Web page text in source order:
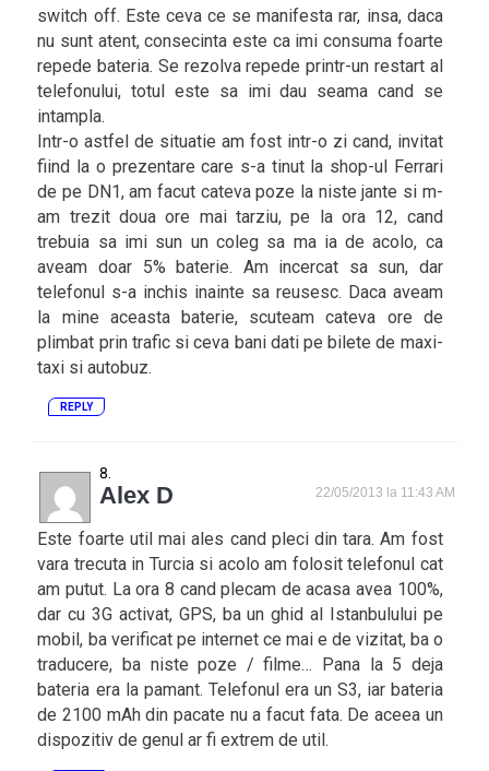
switch off. Este ceva ce se manifesta rar, insa, daca
nu sunt atent, consecinta este ca imi consuma foarte
repede bateria. Se rezolva repede printr-un restart al
telefonului, totul este sa imi dau seama cand se
intampla.
Intr-o astfel de situatie am fost intr-o zi cand, invitat
fiind la o prezentare care s-a tinut la shop-ul Ferrari
de pe DN1, am facut cateva poze la niste jante si m-
am trezit doua ore mai tarziu, pe la ora 12, cand
trebuia sa imi sun un coleg sa ma ia de acolo, ca
aveam doar 5% baterie. Am incercat sa sun, dar
telefonul s-a inchis inainte sa reusesc. Daca aveam
la mine aceasta baterie, scuteam cateva ore de
plimbat prin trafic si ceva bani dati pe bilete de maxi-
taxi si autobuz.
REPLY
Alex D 22/05/2013 la 11:43 AM
Este foarte util mai ales cand pleci din tara. Am fost
vara trecuta in Turcia si acolo am folosit telefonul cat
am putut. La ora 8 cand plecam de acasa avea 100%,
dar cu 3G activat, GPS, ba un ghid al Istanbulului pe
mobil, ba verificat pe internet ce mai e de vizitat, ba o
traducere, ba niste poze / filme… Pana la 5 deja
bateria era la pamant. Telefonul era un S3, iar bateria
de 2100 mAh din pacate nu a facut fata. De aceea un
dispozitiv de genul ar fi extrem de util.